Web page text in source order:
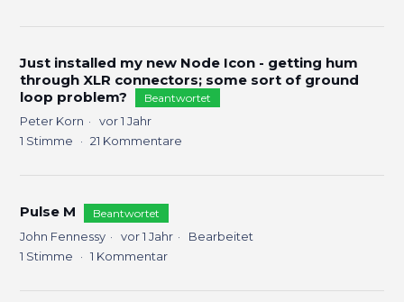
Just installed my new Node Icon - getting hum
through XLR connectors; some sort of ground
loop problem?
Beantwortet
Peter Korn
vor 1 Jahr
1 Stimme 21 Kommentare
Pulse M Beantwortet
John Fennessy vor 1 Jahr
Bearbeitet
1 Stimme 1 Kommentar